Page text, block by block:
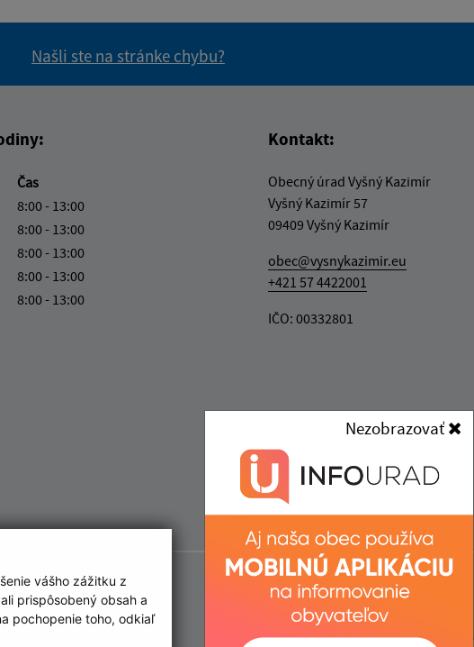
vášho zážitku z
prispôsobený obsah a
pochopenie toho, odkiaľ
Nezobrazovať
Našli ste na stránke chybu?
Čas
8:00 - 13:00
8:00 - 13:00
8:00 - 13:00
8:00 - 13:00
8:00 - 13:00
Kontakt:
Obecný úrad Vyšný Kazimír
Vyšný Kazimír 57
09409 Vyšný Kazimír
obec@vysnykazimir.eu
+421 57 4422001
IČO: 00332801